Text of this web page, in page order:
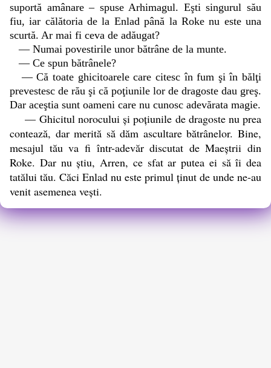
suportă amânare – spuse Arhimagul. Eşti singurul său
fiu, iar călătoria de la Enlad până la Roke nu este una
scurtă. Ar mai fi ceva de adăugat?
— Numai povestirile unor bătrâne de la munte.
— Ce spun bătrânele?
— Că toate ghicitoarele care citesc în fum şi în bălţi
prevestesc de rău şi că poţiunile lor de dragoste dau greş.
Dar aceştia sunt oameni care nu cunosc adevărata magie.
— Ghicitul norocului şi poţiunile de dragoste nu prea
contează, dar merită să dăm ascultare bătrânelor. Bine,
mesajul tău va fi într-adevăr discutat de Maeştrii din
Roke. Dar nu ştiu, Arren, ce sfat ar putea ei să îi dea
tatălui tău. Căci Enlad nu este primul ţinut de unde ne-au
venit asemenea veşti.